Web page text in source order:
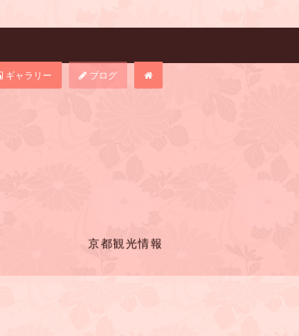
ギャラリー ブログ
京都観光情報